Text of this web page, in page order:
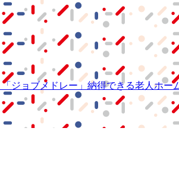
「ジョブメドレー」 納得できる老人ホー